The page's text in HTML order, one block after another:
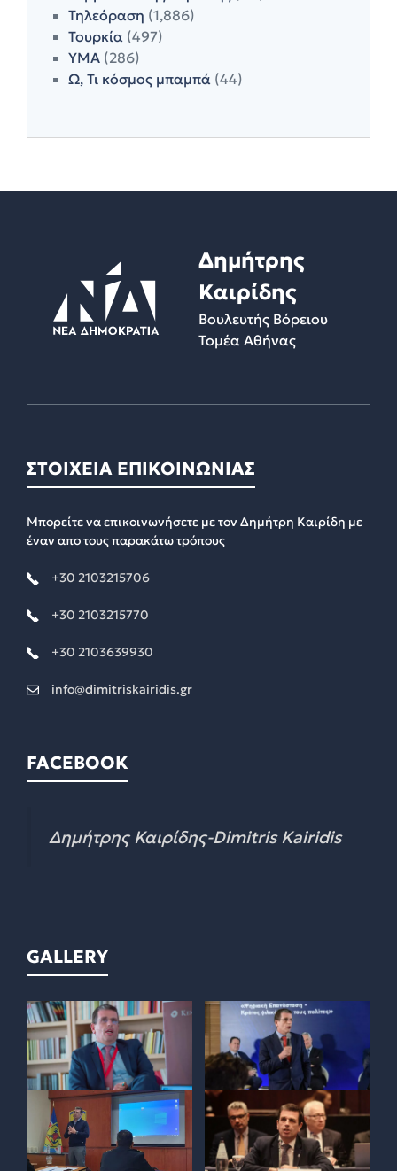
Τηλεόραση (1,886)
Τουρκία (497)
ΥΜΑ (286)
Ω, Τι κόσμος μπαμπά (44)
Δημήτρης
Καιρίδης
Βουλευτής Βόρειου
Τομέα Αθήνας
ΣΤΟΙΧΕΙΑ ΕΠΙΚΟΙΝΩΝΙΑΣ
Μπορείτε να επικοινωνήσετε με τον Δημήτρη Καιρίδη με
έναν απο τους παρακάτω τρόπους
+30 2103215706
+30 2103215770
+30 2103639930
info@dimitriskairidis.gr
FACEBOOK
Δημήτρης Καιρίδης-Dimitris Kairidis
GALLERY